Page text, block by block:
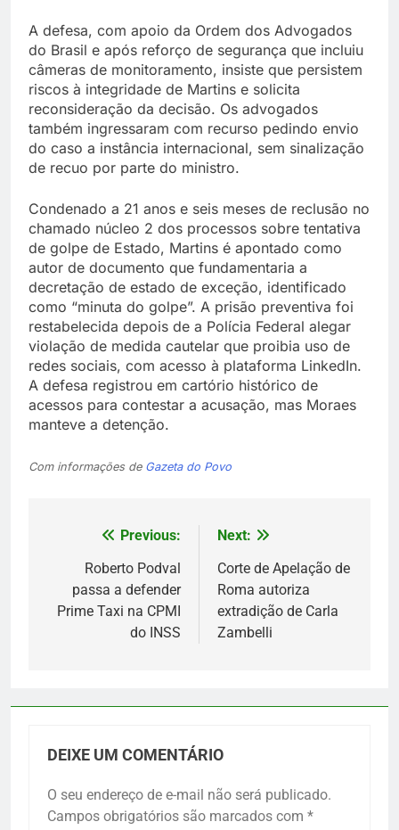
A defesa, com apoio da Ordem dos Advogados
do Brasil e após reforço de segurança que incluiu
câmeras de monitoramento, insiste que persistem
riscos à integridade de Martins e solicita
reconsideração da decisão. Os advogados
também ingressaram com recurso pedindo envio
do caso a instância internacional, sem sinalização
de recuo por parte do ministro.
Condenado a 21 anos e seis meses de reclusão no
chamado núcleo 2 dos processos sobre tentativa
de golpe de Estado, Martins é apontado como
autor de documento que fundamentaria a
decretação de estado de exceção, identificado
como “minuta do golpe”. A prisão preventiva foi
restabelecida depois de a Polícia Federal alegar
violação de medida cautelar que proibia uso de
redes sociais, com acesso à plataforma LinkedIn.
A defesa registrou em cartório histórico de
acessos para contestar a acusação, mas Moraes
manteve a detenção.
Com informações de Gazeta do Povo
Navegação
Post
Previous:
Roberto Podval
passa a defender
Prime Taxi na CPMI
do INSS
Next:
Corte de Apelação de
Roma autoriza
extradição de Carla
Zambelli
DEIXE UM COMENTÁRIO
O seu endereço de e-mail não será publicado.
Campos obrigatórios são marcados com *